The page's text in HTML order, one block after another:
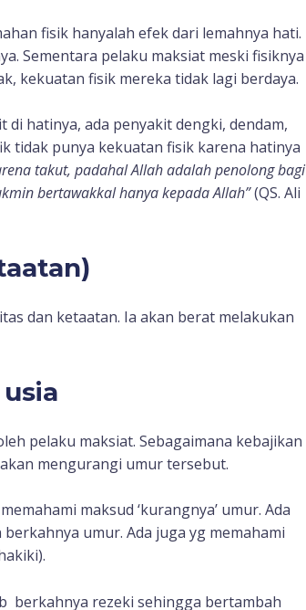
fisik hanyalah efek dari lemahnya hati.
Sementara pelaku maksiat meski fisiknya
kekuatan fisik mereka tidak lagi berdaya.
hatinya, ada penyakit dengki, dendam,
tidak punya kekuatan fisik karena hatinya
takut, padahal Allah adalah penolong bagi
bertawakkal hanya kepada Allah”(QS. Ali
dan ketaatan. Ia akan berat melakukan
pelaku maksiat. Sebagaimana kebajikan
mengurangi umur tersebut.
maksud ‘kurangnya’ umur. Ada
umur. Ada juga yg memahami
berkahnya rezeki sehingga bertambah